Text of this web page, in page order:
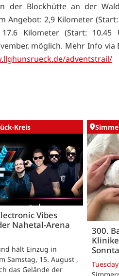
der Blockhütte an der
Angebot: 2,9 Kilometer
Kilometer (Start: 10.45
möglich. Mehr Info via
adventstrail/
Kreis
Vibes
Nahetal-Arena
hält Einzug in
Samstag, 15. August ,
das Gelände der
300.
Tuesday